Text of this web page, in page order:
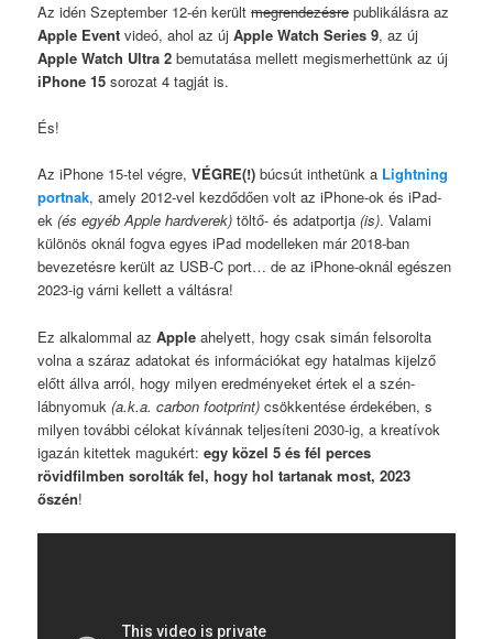
Az idén Szeptember 12-én kerültmegrendezésre publikálásra az
Apple Event videó, ahol az újApple Watch Series 9, az új
Apple Watch Ultra 2 bemutatása mellett megismerhettünk az új
iPhone 15 sorozat 4 tagját is.
És!
Az iPhone 15-tel végre,VÉGRE(!) búcsút inthetünk a Lightning
portnak, amely 2012-vel kezdődően volt az iPhone-ok és iPad-
ek(és egyéb Apple hardverek) töltő- és adatportja(is). Valami
különös oknál fogva egyes iPad modelleken már 2018-ban
bevezetésre került az USB-C port… de az iPhone-oknál egészen
2023-ig várni kellett a váltásra!
Ez alkalommal azApple ahelyett, hogy csak simán felsorolta
volna a száraz adatokat és információkat egy hatalmas kijelző
előtt állva arról, hogy milyen eredményeket értek el a szén-
lábnyomuk(a.k.a. carbon footprint) csökkentése érdekében, s
milyen további célokat kívánnak teljesíteni 2030-ig, a kreatívok
igazán kitettek magukért:egy közel 5 és fél perces
rövidfilmben sorolták fel, hogy hol tartanak most, 2023
őszén!